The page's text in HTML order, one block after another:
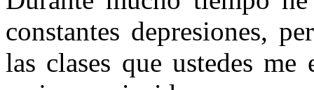
constantes depresiones,
las clases que ustedes